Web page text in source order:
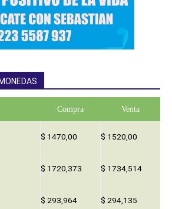
Compra Venta
$ 1470,00 $ 1520,00
$ 1720,373 $ 1734,514
$ 293,964 $ 294,135